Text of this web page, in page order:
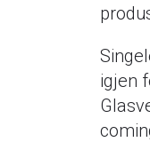
igjen